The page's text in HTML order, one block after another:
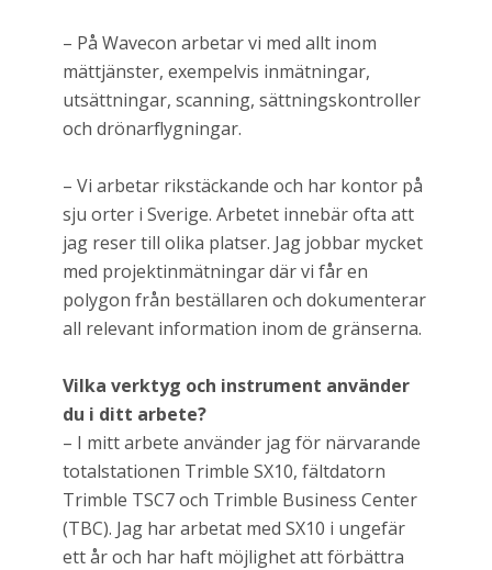
– På Wavecon arbetar vi med allt inom
mättjänster, exempelvis inmätningar,
utsättningar, scanning, sättningskontroller
och drönarflygningar.
– Vi arbetar rikstäckande och har kontor på
sju orter i Sverige. Arbetet innebär ofta att
jag reser till olika platser. Jag jobbar mycket
med projektinmätningar där vi får en
polygon från beställaren och dokumenterar
all relevant information inom de gränserna.
Vilka verktyg och instrument använder
du i ditt arbete?
– I mitt arbete använder jag för närvarande
totalstationen Trimble SX10, fältdatorn
Trimble TSC7 och Trimble Business Center
(TBC). Jag har arbetat med SX10 i ungefär
ett år och har haft möjlighet att förbättra